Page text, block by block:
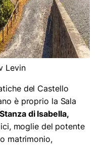
Levin
del Castello
è proprio la Sala
Stanza di Isabella,
moglie del potente
matrimonio,